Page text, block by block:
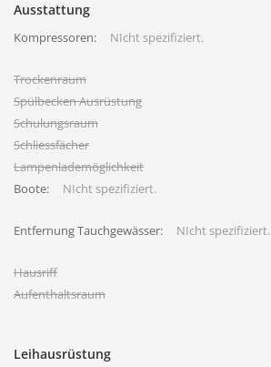
Ausstattung
Kompressoren: NIcht spezifiziert.
Trockenraum
Spülbecken Ausrüstung
Schulungsraum
Schliessfächer
Lampenlademöglichkeit
Boote:
NIcht spezifiziert.
Entfernung Tauchgewässer: NIcht spezifiziert.
Hausriff
Aufenthaltsraum
Leihausrüstung